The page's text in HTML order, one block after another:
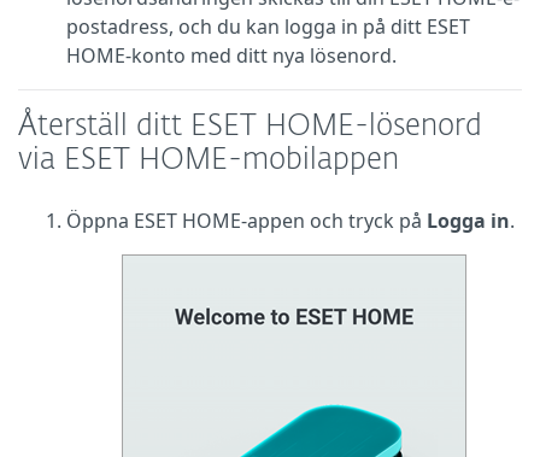
postadress, och du kan logga in på ditt ESET
HOME-konto med ditt nya lösenord.
Återställ ditt ESET HOME-lösenord
via ESET HOME-mobilappen
Öppna ESET HOME-appen och tryck på Logga in.